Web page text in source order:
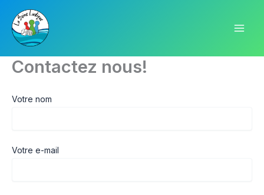
contenu
Contactez nous!
Votre nom
Votre e-mail